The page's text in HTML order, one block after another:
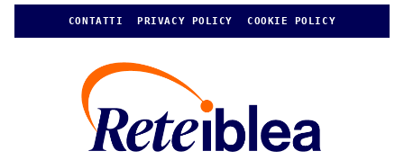
CONTATTI PRIVACY POLICY COOKIE POLICY